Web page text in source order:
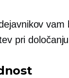
pri